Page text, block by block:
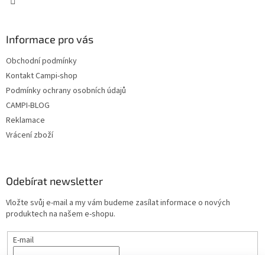
Informace pro vás
Obchodní podmínky
Kontakt Campi-shop
Podmínky ochrany osobních údajů
CAMPI-BLOG
Reklamace
Vrácení zboží
Odebírat newsletter
Vložte svůj e-mail a my vám budeme zasílat informace o nových
produktech na našem e-shopu.
E-mail